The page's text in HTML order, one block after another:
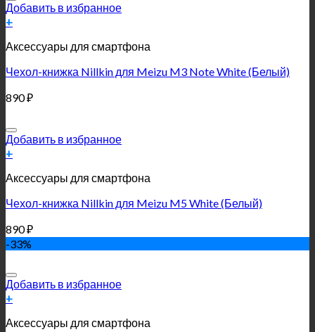
Добавить в избранное
+
Аксессуары для смартфона
Чехол-книжка Nillkin для Meizu M3 Note White (Белый)
890₽
Добавить в избранное
+
Аксессуары для смартфона
Чехол-книжка Nillkin для Meizu M5 White (Белый)
890₽
-33%
Добавить в избранное
+
Аксессуары для смартфона